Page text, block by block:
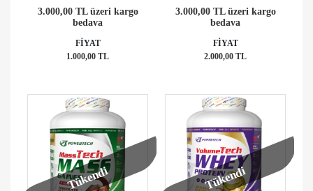
3.000,00 TL üzeri kargo
bedava
FİYAT
1.000,00 TL
3.000,00 TL üzeri kargo
bedava
FİYAT
2.000,00 TL
Tükendi Tükendi